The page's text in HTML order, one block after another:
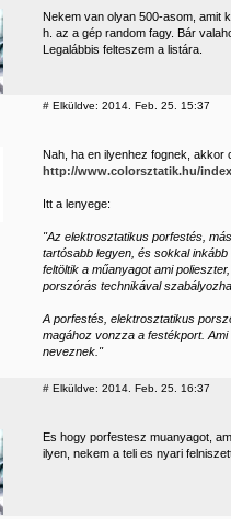
Nekem van olyan 500-asom, amit
h. az a gép random fagy. Bár
Legalábbis felteszem a listára.
# Elküldve: 2014. Feb. 25. 15:37
Nah, ha en ilyenhez fognek, akkor
http://www.colorsztatik.hu/
Itt a lenyege:
"Az elektrosztatikus porfestés,
tartósabb legyen, és sokkal
feltöltik a műanyagot ami
porszórás technikával
A porfestés, elektrosztatikus
magához vonzza a festékport.
neveznek."
# Elküldve: 2014. Feb. 25. 16:37
Es hogy porfestesz muanyagot,
ilyen, nekem a teli es nyari